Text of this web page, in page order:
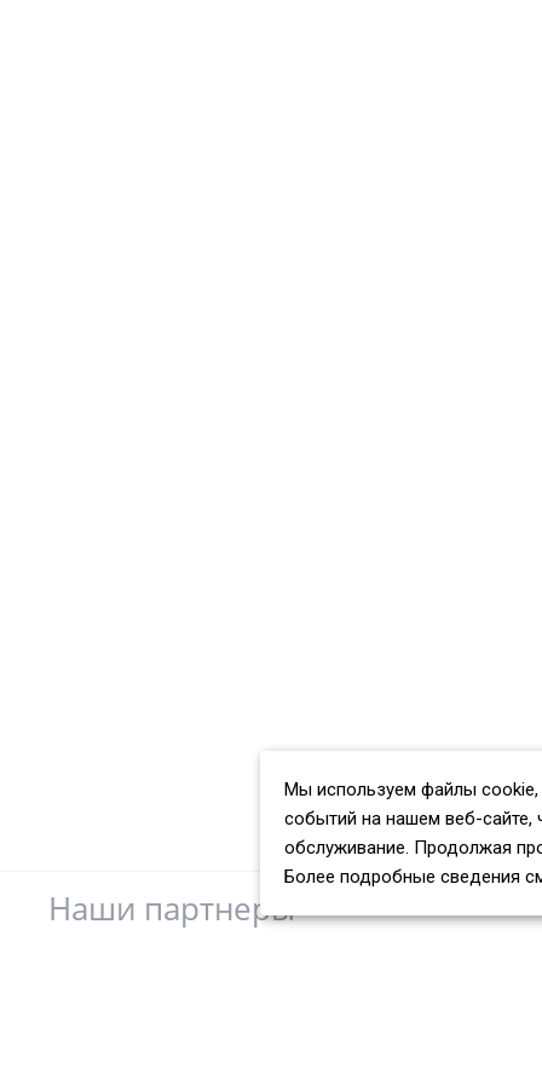
Наши партнеры
Мы используем файлы cookie,
событий на нашем веб-сайте,
обслуживание. Продолжая
Более подробные сведения